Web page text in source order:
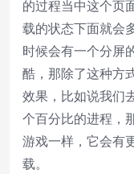
Font
Text
Font
Reset
的过程当中这个页
载的状态下面就会
时候会有一个分屏
酷，那除了这种方
效果，比如说我们
个百分比的进程，
游戏一样，它会有
载。